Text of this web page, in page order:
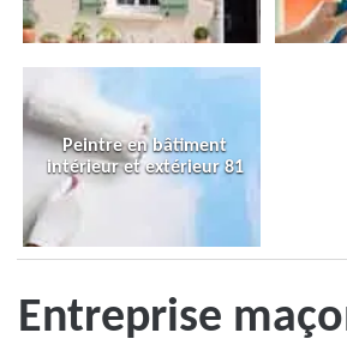
Peintre en bâtiment
intérieur et extérieur 81
Entreprise